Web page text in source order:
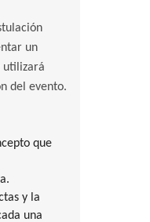
un
utilizará
del evento.
que
y la
una